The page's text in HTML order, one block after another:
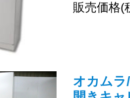
販売価格(
オカムラ